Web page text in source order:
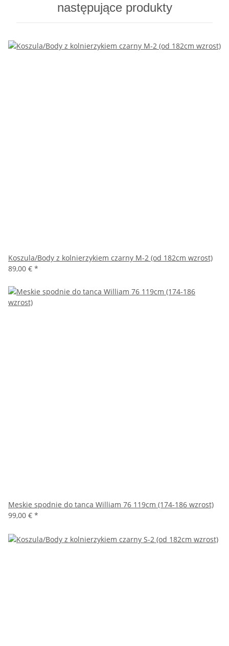
następujące produkty
Koszula/Body z kolnierzykiem czarny M-2 (od 182cm wzrost)
89,00 € *
Meskie spodnie do tanca William 76 119cm (174-186 wzrost)
99,00 € *